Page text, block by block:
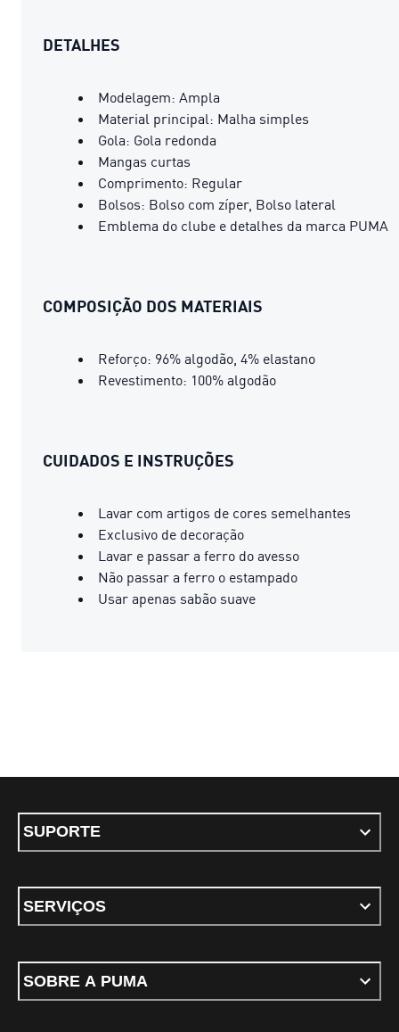
DETALHES
Modelagem: Ampla
Material principal: Malha simples
Gola: Gola redonda
Mangas curtas
Comprimento: Regular
Bolsos: Bolso com zíper, Bolso lateral
Emblema do clube e detalhes da marca PUMA
COMPOSIÇÃO DOS MATERIAIS
Reforço: 96% algodão, 4% elastano
Revestimento: 100% algodão
CUIDADOS E INSTRUÇÕES
Lavar com artigos de cores semelhantes
Exclusivo de decoração
Lavar e passar a ferro do avesso
Não passar a ferro o estampado
Usar apenas sabão suave
SUPORTE
SERVIÇOS
SOBRE A PUMA